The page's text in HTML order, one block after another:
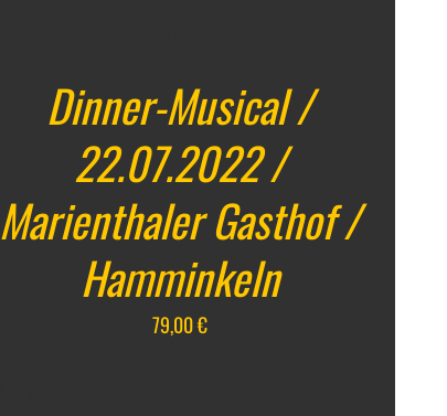
Dinner-Musical /
22.07.2022 /
Marienthaler Gasthof /
Hamminkeln
79,00€